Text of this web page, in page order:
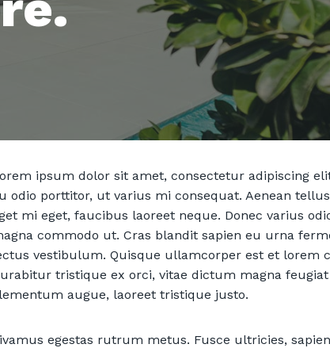
ipsum dolor sit amet, consectetur adipiscing
odio porttitor, ut varius mi consequat. Aenean
mi eget, faucibus laoreet neque. Donec varius
commodo ut. Cras blandit sapien eu urna
vestibulum. Quisque ullamcorper est et lorem
tristique ex orci, vitae dictum magna feugiat
augue, laoreet tristique justo.
egestas rutrum metus. Fusce ultricies,